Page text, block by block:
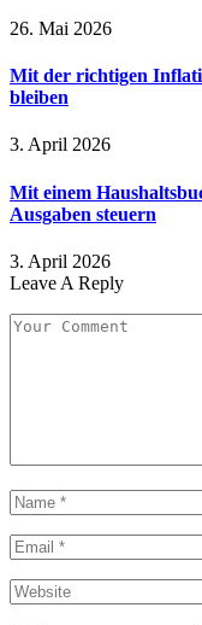
26. Mai 2026
Mit der richtigen
bleiben
3. April 2026
Mit einem
Ausgaben steuern
3. April 2026
Leave A Reply